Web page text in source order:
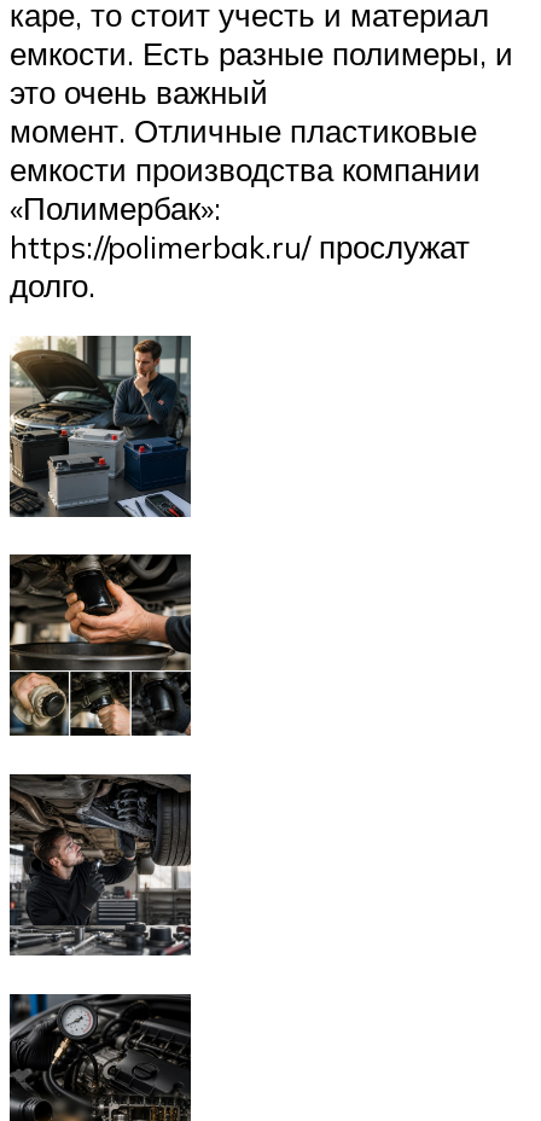
каре, то стоит учесть и материал
емкости. Есть разные полимеры, и
это очень важный
момент. Отличные пластиковые
емкости производства компании
«Полимербак»:
https://polimerbak.ru/ прослужат
долго.